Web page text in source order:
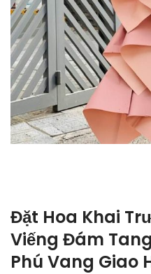
Đặt Hoa Khai
Viếng Đám
Phú Vang Giao